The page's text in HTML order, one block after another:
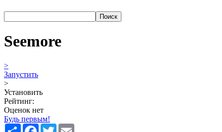
Seemore
>
Запустить
>
Установить
Рейтинг:
Оценок нет
Будь первым!
Share Facebook
Twitter